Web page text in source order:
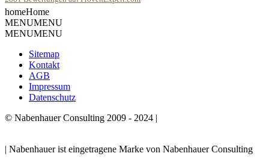
Robert Nabenhauer
homeHome
MENUMENU
MENUMENU
Sitemap
Kontakt
AGB
Impressum
Datenschutz
© Nabenhauer Consulting 2009 - 2024 |
| Nabenhauer ist eingetragene Marke von Nabenhauer Consulting